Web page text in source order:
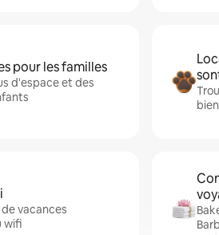
pour les familles
d'espace et des
vacances
wifi